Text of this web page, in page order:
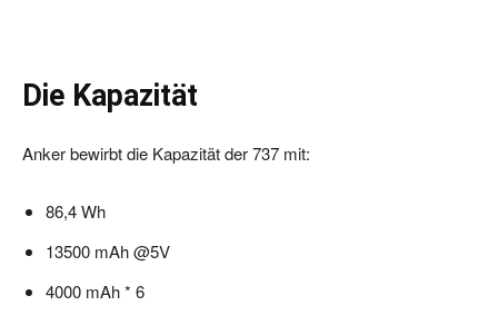
Die Kapazität
Anker bewirbt die Kapazität der 737 mit:
86,4 Wh
13500 mAh @5V
4000 mAh * 6